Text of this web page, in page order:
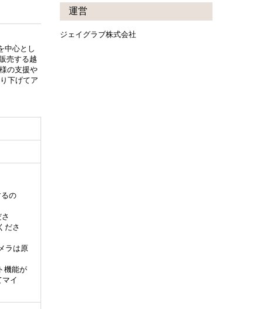
中心とし
売する越
の支援や
下げてア
の
ださ
ラは原
機能が
イ
運営
ジェイグラブ株式会社